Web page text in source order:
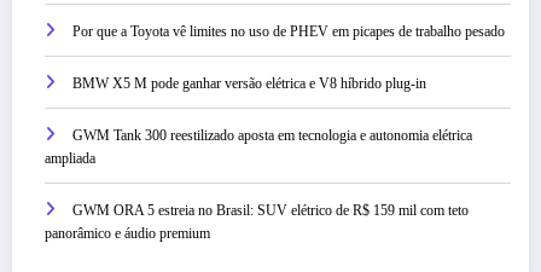
Por que a Toyota vê limites no uso de PHEV em picapes de trabalho pesado
BMW X5 M pode ganhar versão elétrica e V8 híbrido plug-in
GWM Tank 300 reestilizado aposta em tecnologia e autonomia elétrica
ampliada
GWM ORA 5 estreia no Brasil: SUV elétrico de R$ 159 mil com teto
panorâmico e áudio premium